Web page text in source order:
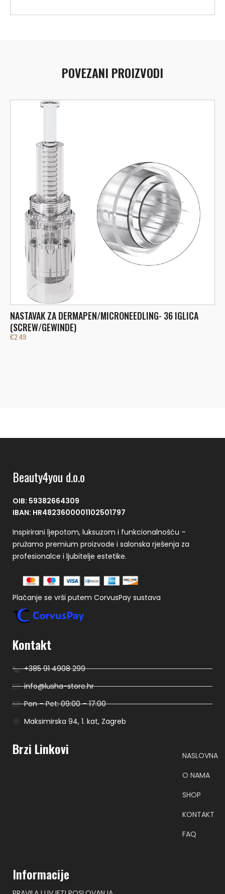
POVEZANI PROIZVODI
NASTAVAK ZA DERMAPEN/MICRONEEDLING- 36 IGLICA
(SCREW/GEWINDE)
€2.49
Beauty4you d.o.o
OIB: 59382664309
IBAN: HR4823600001102501797
Inspirirani ljepotom, luksuzom i funkcionalnošću –
pružamo premium proizvode i salonska rješenja za
profesionalce i ljubitelje estetike.
Plaćanje se vrši putem CorvusPay sustava
Kontakt
+385 91 4908 299
info@lusha-store.hr
Pon – Pet: 09:00 – 17:00
Maksimirska 94, 1. kat, Zagreb
Brzi Linkovi
NASLOVNA
O NAMA
SHOP
KONTAKT
FAQ
Informacije